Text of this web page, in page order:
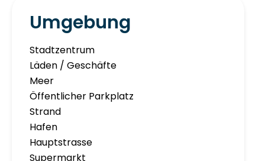
Umgebung
Stadtzentrum
Läden / Geschäfte
Meer
Öffentlicher Parkplatz
Strand
Hafen
Hauptstrasse
Supermarkt